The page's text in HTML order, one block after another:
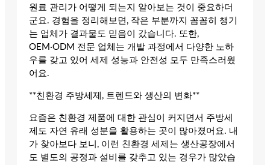
원료 관리가 어떻게 되는지 알아보는 것이 중요하더
군요. 경험을 정리해보면, 작은 부분까지 꼼꼼히 챙기
는 업체가 결과물도 믿음이 갔습니다. 또한,
OEM·ODM 전문 업체는 개발 과정에서 다양한 노하
우를 갖고 있어 세제 성능과 안전성 모두 만족스러웠
어요.
**친환경 주방세제, 트렌드와 생산의 변화**
요즘은 친환경 제품에 대한 관심이 커지면서 주방세
제도 자연 유래 성분을 활용하는 곳이 많아졌어요. 내
가 찾아보다 보니, 이런 친환경 세제는 생산공장에서
도 별도의 공정과 설비를 갖추고 있는 경우가 많았습